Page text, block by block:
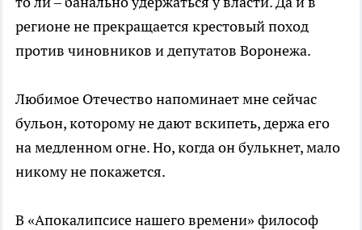
регионе не прекращается крестовый поход
против чиновников и депутатов Воронежа.
Любимое Отечество напоминает мне сейчас
бульон, которому не дают вскипеть, держа его
на медленном огне. Но, когда он булькнет, мало
никому не покажется.
В «Апокалипсисе нашего времени» философ